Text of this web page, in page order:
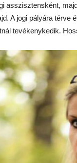
asszisztensként,
A jogi pályára térve
tevékenykedik.